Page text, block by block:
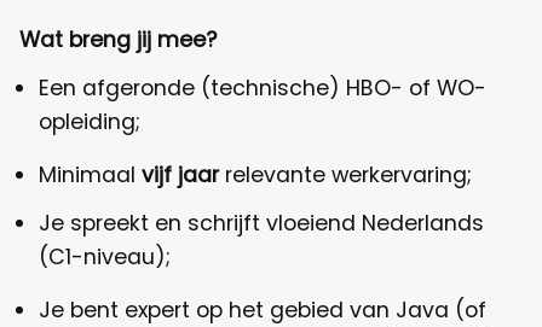
Wat breng jij mee?
Een afgeronde (technische) HBO- of WO-
opleiding;
Minimaal vijf jaarrelevante werkervaring;
Je spreekt en schrijft vloeiend Nederlands
(C1-niveau);
Je bent expert op het gebied van Java (of